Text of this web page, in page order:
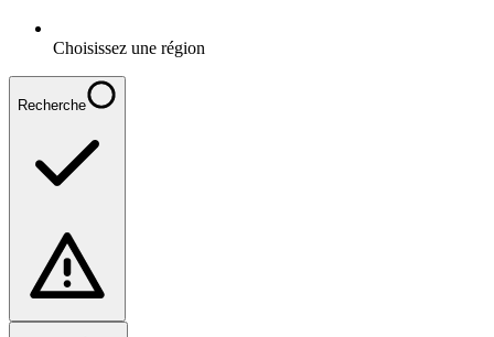
Choisissez une région
Recherche